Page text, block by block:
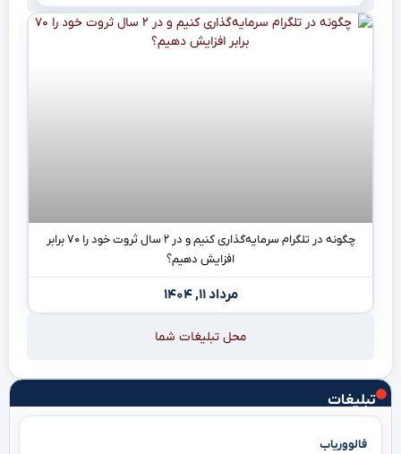
تبلیغات
فالووریاب
چگونه در تلگرام سرمایه‌گذاری کنیم و در ۲ سال ثروت خود را ۷۰ برابر
افزایش دهیم؟
مرداد ۱۱, ۱۴۰۴
محل تبلیغات شما